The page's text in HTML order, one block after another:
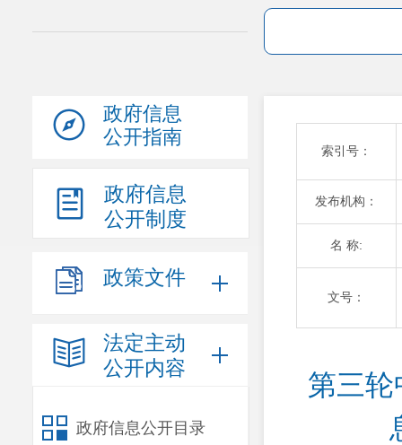
政府信息
公开指南
政府信息
公开制度
政策文件
法定主动
公开内容
政府信息公开目录
索引号：
发布机构：
名 称:
文号：
第三